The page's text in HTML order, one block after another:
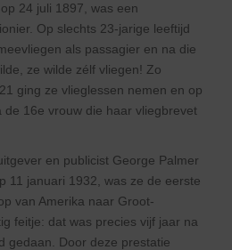
24 juli 1897, was een
Op slechts 23-jarige leeftijd
als passagier en na die
ze wilde zélf vliegen! Zo
ging ze vlieglessen nemen en op
de 16e vrouw die haar vliegbrevet
en publicist George Palmer
11 januari 1932, was ze de eerste
van Amerika naar Groot-
feitje: dat was precies vijf jaar na
gedaan. Door deze prestatie